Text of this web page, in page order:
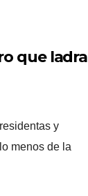
que ladra
y
menos de la